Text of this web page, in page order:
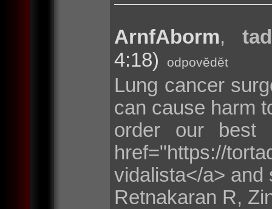
ArnfAborm,
4:18)
odpovědět
Lung cancer
can cause harm
order our best
href="https://
vidalista</a> and
Retnakaran R,